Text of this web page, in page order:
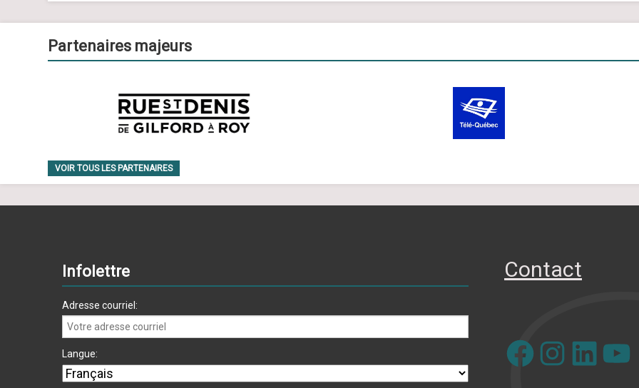
Partenaires majeurs
VOIR TOUS LES PARTENAIRES
Infolettre
Adresse courriel:
Langue:
Contact
FacebookInstagramLinkedIn YouTube